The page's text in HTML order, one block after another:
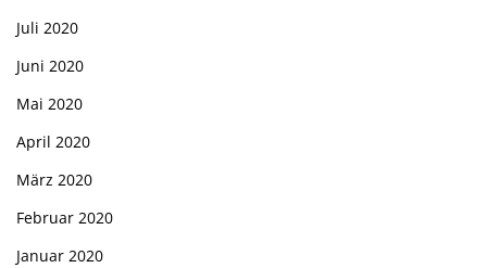
Juli 2020
Juni 2020
Mai 2020
April 2020
März 2020
Februar 2020
Januar 2020